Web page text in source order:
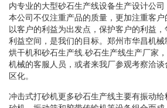
内专业的大型砂石生产线设备生产设计公司
本公司不仅注重产品的质量，更加注重客
以客户的利益为出发点，保护客户的利益
利益空间，是我们的目标。郑州市华昌机
烘干机和砂石生产线.砂石生产线生产厂家
机械的客服人员，或者来我厂参观考察洽
区化。
冲击式打砂机更多砂石生产线主要有振动给